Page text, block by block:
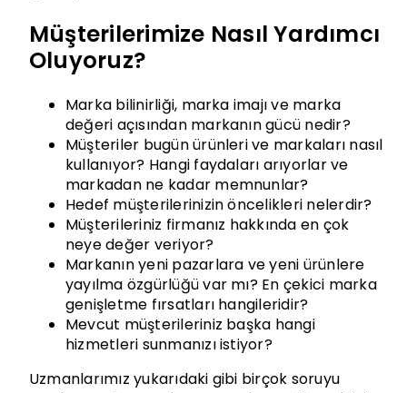
Müşterilerimize Nasıl Yardımcı
Oluyoruz?
Marka bilinirliği, marka imajı ve marka
değeri açısından markanın gücü nedir?
Müşteriler bugün ürünleri ve markaları nasıl
kullanıyor? Hangi faydaları arıyorlar ve
markadan ne kadar memnunlar?
Hedef müşterilerinizin öncelikleri nelerdir?
Müşterileriniz firmanız hakkında en çok
neye değer veriyor?
Markanın yeni pazarlara ve yeni ürünlere
yayılma özgürlüğü var mı? En çekici marka
genişletme fırsatları hangileridir?
Mevcut müşterileriniz başka hangi
hizmetleri sunmanızı istiyor?
Uzmanlarımız yukarıdaki gibi birçok soruyu